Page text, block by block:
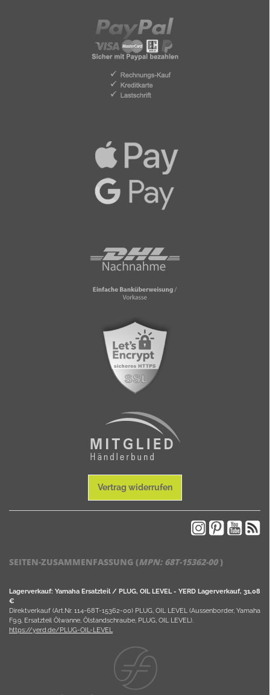
Vertrag widerrufen
SEITEN-ZUSAMMENFASSUNG (MPN: 68T-15362-00)
Lagerverkauf: Yamaha Ersatzteil / PLUG, OIL LEVEL - YERD Lagerverkauf, 31,08
€
Direktverkauf (Art.Nr. 114-68T-15362-00) PLUG, OIL LEVEL (Aussenborder, Yamaha
F9.9, Ersatzteil Ölwanne, Ölstandschraube, PLUG, OIL LEVEL).
https://yerd.de/PLUG-OIL-LEVEL